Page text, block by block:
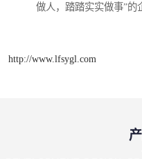
做人，踏踏实实做事”的
http://www.lfsygl.com